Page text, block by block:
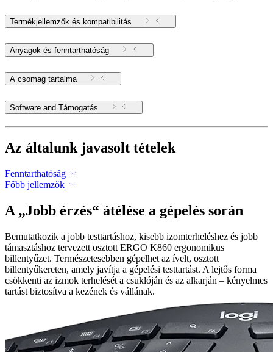
Termékjellemzők és kompatibilitás
Anyagok és fenntarthatóság
A csomag tartalma
Software and Támogatás
Az általunk javasolt tételek
Fenntarthatóság
Főbb jellemzők
A „Jobb érzés“ átélése a gépelés során
Bemutatkozik a jobb testtartáshoz, kisebb izomterheléshez és jobb
támasztáshoz tervezett osztott ERGO K860 ergonomikus
billentyűzet. Természetesebben gépelhet az ívelt, osztott
billentyűkereten, amely javítja a gépelési testtartást. A lejtős forma
csökkenti az izmok terhelését a csuklóján és az alkarján – kényelmes
tartást biztosítva a kezének és vállának.